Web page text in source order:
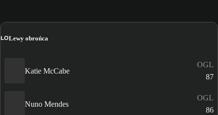
LOLewy obrońca
Katie McCabe
OGL
87
Nuno Mendes
OGL
86